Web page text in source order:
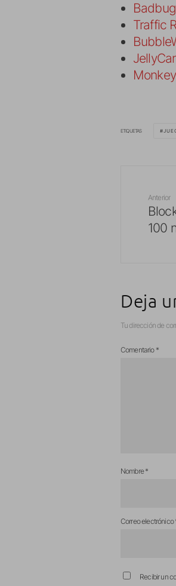
Badbug
Traffic
JellyCar
ETIQUETAS
Anterior
100
Deja
Tu dirección de
Comentario *
Nombre*
Correo electrónico
Recibir un